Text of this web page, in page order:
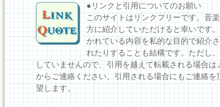
●リンクと引用についてのお願い
このサイトはリンクフリーです。音
方に紹介していただけると幸いです
かれている内容を私的な目的で紹介
れたりすることも結構です。ただし
していませんので、引用を越えて転載される場合は
からご連絡ください。引用される場合にもご連絡を
望します。